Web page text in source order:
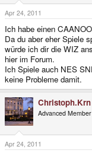
Apr 24, 2011
Ich habe einen
Da du aber eher Spiele
würde ich dir die WIZ
hier im Forum.
Ich Spiele auch NES
keine Probleme damit.
Christoph.Krn
Advanced Member
Apr 24, 2011